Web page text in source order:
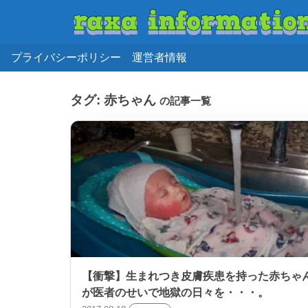
プライバシーポリシー 運営者情報
タグ: 赤ちゃん の記事一覧
【衝撃】生まれつき皮膚疾患を持った赤ちゃ
が医者のせいで地獄の日々を・・・。